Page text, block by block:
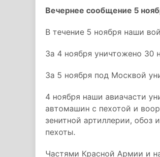
Вечернее сообщение 5
В течение 5 ноября наши
За 4 ноября уничтожено 30
За 5 ноября под Москвой
4 ноября наши авиачасти
автомашин с пехотой и
зенитной артиллерии, обоз
пехоты.
Частями Красной Армии и